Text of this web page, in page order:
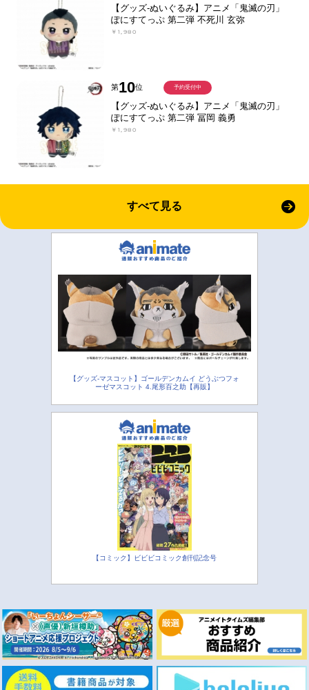
【グッズ-ぬいぐるみ】アニメ「鬼滅の刃」
ぽにすてっぷ 第二弾 不死川 玄弥
￥1,980
第10位
【グッズ-ぬいぐるみ】アニメ「鬼滅の刃」
ぽにすてっぷ 第二弾 冨岡 義勇
￥1,980
予約受付中
すべて見る
【グッズ-マスコット】ゴールデンカムイ どうぶつフォ
ーゼマスコット 4.尾形百之助【再販】
【コミック】ビビビコミック創刊記念号